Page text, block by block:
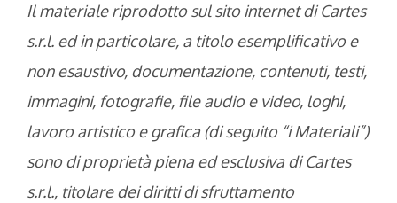
Il materiale riprodotto sul sito internet di Cartes
s.r.l. ed in particolare, a titolo esemplificativo e
non esaustivo, documentazione, contenuti, testi,
immagini, fotografie, file audio e video, loghi,
lavoro artistico e grafica (di seguito “i Materiali”)
sono di proprietà piena ed esclusiva di Cartes
s.r.l., titolare dei diritti di sfruttamento